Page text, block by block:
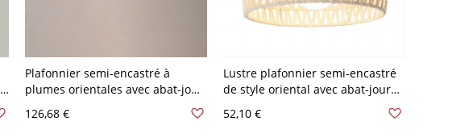
Plafonnier semi-encastré à
plumes orientales avec abat-jour
126,68 €
Lustre plafonnier semi-encastré
de style oriental avec abat-jour
52,10 €